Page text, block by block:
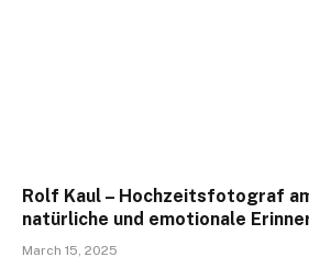
Rolf Kaul – Hochzeitsfotograf
natürliche und emotionale
March 15, 2025